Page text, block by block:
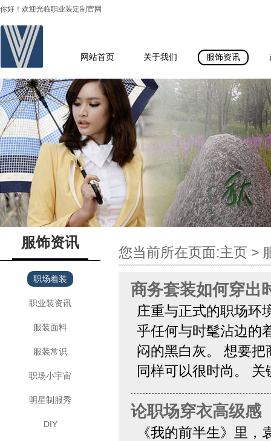
你好！欢迎光临职业装定制官网
网站首页 关于我们 服饰资讯
服饰资讯
职场着装
职业装资讯
服装面料
服装常识
职场小宇宙
明星制服秀
DIY
您当前所在页面:主页 >
商务套装如何穿出
庄重与正式的职场环
乎任何与时髦沾边的
闷的黑白灰。 想要
同样可以很时尚。
论职场穿衣高级感
《我的前半生》里